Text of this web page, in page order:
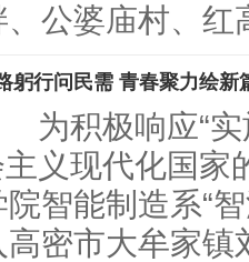
公婆庙村、红
躬行问民需 青春聚力绘新
积极响应“实
义现代化国家
智能制造系“
密市大牟家